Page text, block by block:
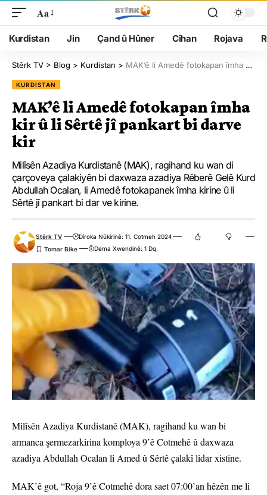
Aa
Kurdistan Jin Çand û Hûner Cîhan Rojava
Stêrk TV > Blog > Kurdistan > MAK’ê li Amedê fotokapan îmha kir û li Sêrtê jî pankart bi darve kir
KURDISTAN
MAK’ê li Amedê fotokapan îmha
kir û li Sêrtê jî pankart bi darve
kir
Milîsên Azadiya Kurdistanê (MAK), ragihand ku wan di
çarçoveya çalakiyên bi daxwaza azadiya Rêberê Gelê Kurd
Abdullah Ocalan, li Amedê fotokapanek îmha kirine û li
Sêrtê jî pankart bi dar ve kirine.
Stêrk TV
Dîroka Nûkirinê: 11. Cotmeh 2024
Dema Xwendinê: 1 Dq.
Milîsên Azadiya Kurdistanê (MAK), ragihand ku wan bi
armanca şermezarkirina komploya 9’ê Cotmehê û daxwaza
azadiya Abdullah Ocalan li Amed û Sêrtê çalakî lidar xistine.
MAK’ê got, “Roja 9’ê Cotmehê dora saet 07:00’an hêzên me li